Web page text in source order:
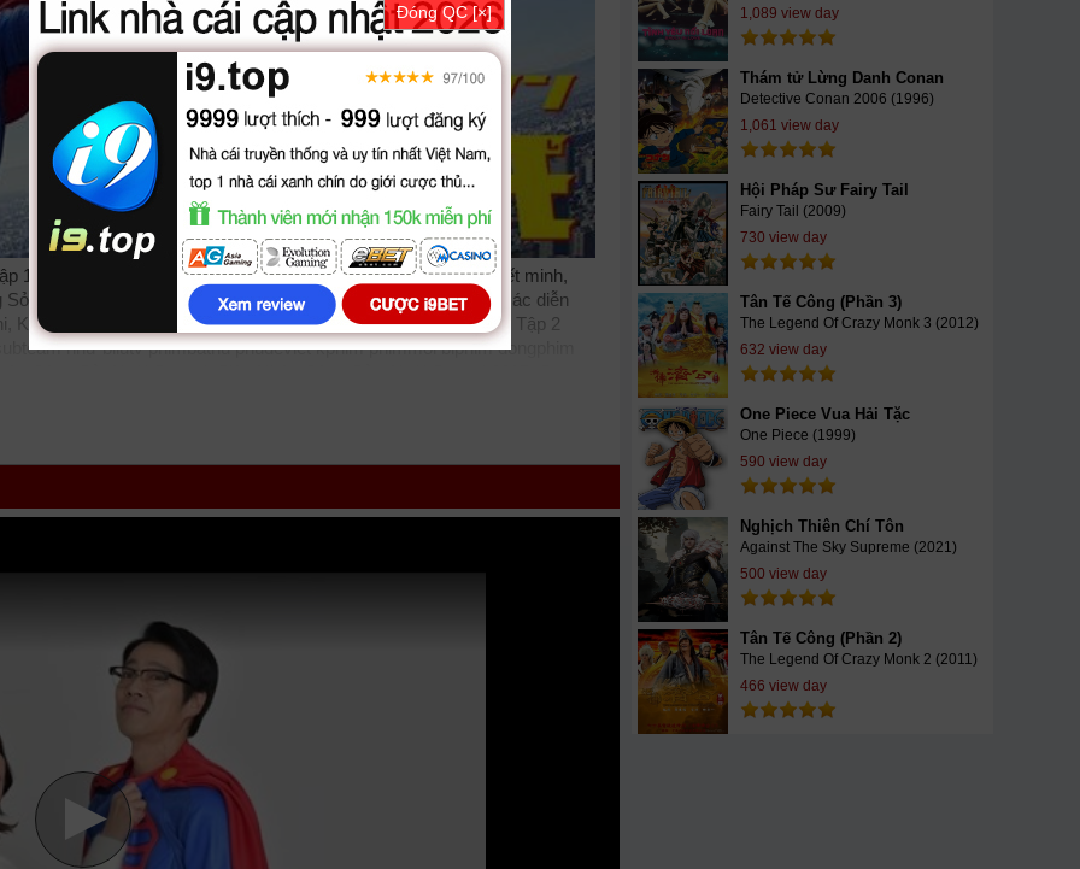
1 VietSub, phim Sieu Nhan Cong So - Ngai Saenai được thuyết minh,
- Ngài Saenai vietsub bản đẹp, trọn bộ với sự tham gia của các diễn
Koizumi Kyoko. Phim online Siêu Nhân Công Sở - Ngài Saenai Tập 2
nhưbilutv phimbathu phudeviet kphim phimmoi biphim dongphim
ssphim phimnet luotphim vuighe hopphim webphim fullphimhoathinh
Sở - Ngài Saenai vtv HTV SCTV GOTV FullHD mới nhất. Mời các bạn
1,089 view day
Thám tử Lừng Danh Conan
Detective Conan 2006 (1996)
1,061 view day
Hội Pháp Sư Fairy Tail
Fairy Tail (2009)
730 view day
Tân Tế Công (Phần 3)
The Legend Of Crazy Monk 3 (2012)
632 view day
One Piece Vua Hải Tặc
One Piece (1999)
590 view day
Nghịch Thiên Chí Tôn
Against The Sky Supreme (2021)
500 view day
Tân Tế Công (Phần 2)
The Legend Of Crazy Monk 2 (2011)
466 view day
Đóng QC [×]